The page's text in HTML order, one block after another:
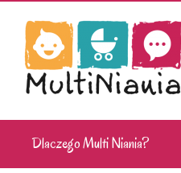
Dlaczego Multi Niania?